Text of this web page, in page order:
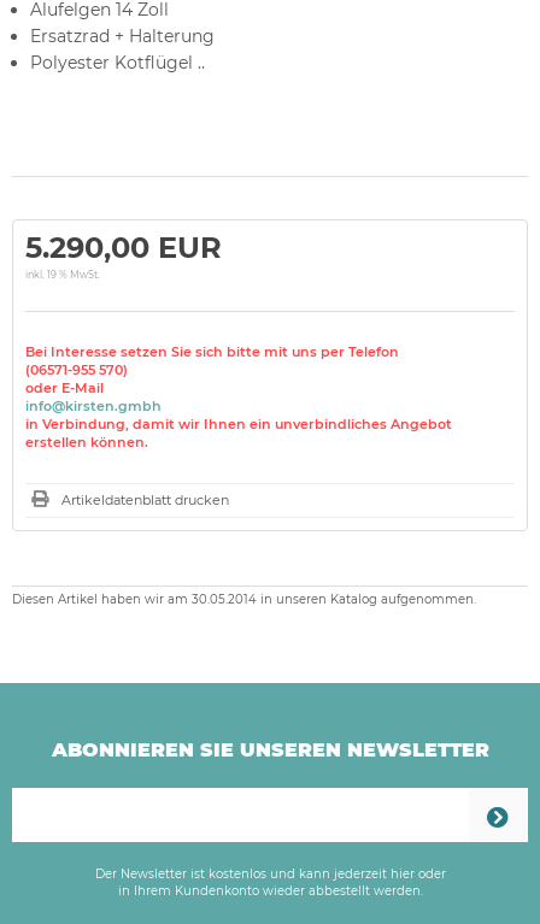
Alufelgen 14 Zoll
Ersatzrad + Halterung
Polyester Kotflügel ..
5.290,00 EUR
inkl. 19 % MwSt.
Bei Interesse setzen Sie sich bitte mit uns per Telefon
(06571-955 570)
oder E-Mail
info@kirsten.gmbh
in Verbindung, damit wir Ihnen ein unverbindliches Angebot
erstellen können.
Artikeldatenblatt drucken
Diesen Artikel haben wir am 30.05.2014 in unseren Katalog aufgenommen.
ABONNIEREN SIE UNSEREN NEWSLETTER
Der Newsletter ist kostenlos und kann jederzeit hier oder
in Ihrem Kundenkonto wieder abbestellt werden.